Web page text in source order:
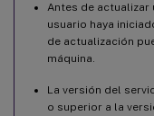
Antes de actualizar
usuario haya
de actualización
máquina.
La versión del
o superior a la